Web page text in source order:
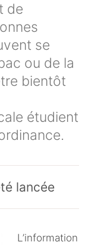
de
se
ou de la
bientôt
étudient
lancée
L’information